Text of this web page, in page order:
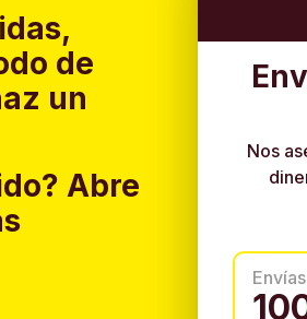
de
un
Abre
Nos
Envías